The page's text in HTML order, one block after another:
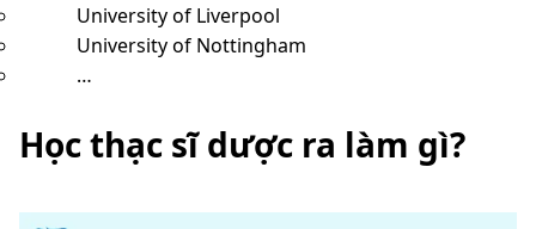
University of Liverpool
University of Nottingham
…
Học thạc sĩ dược ra làm gì?